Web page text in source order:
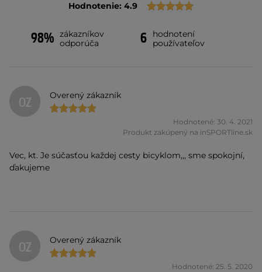
Hodnotenie: 4.9
98% zákazníkov
odporúča
6
hodnotení
používateľov
OZ Overený zákazník
Hodnotené: 30. 4. 2021
Produkt zakúpený na inSPORTline.sk
Vec, kt. Je súčasťou každej cesty bicyklom,,, sme spokojní,
ďakujeme
OZ Overený zákazník
Hodnotené: 25. 5. 2020